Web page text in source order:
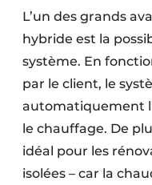
L’un des grands
hybride est la
système. En
par le client, le
automatiquement
le chauffage. De
idéal pour les
isolées – car la